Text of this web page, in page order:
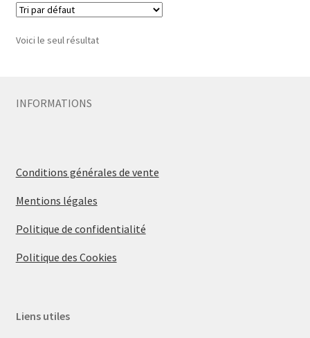
Voici le seul résultat
INFORMATIONS
Conditions générales de vente
Mentions légales
Politique de confidentialité
Politique des Cookies
Liens utiles